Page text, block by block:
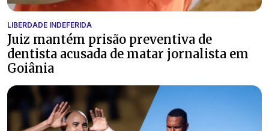
LIBERDADE INDEFERIDA
Juiz mantém prisão preventiva de
dentista acusada de matar jornalista em
Goiânia